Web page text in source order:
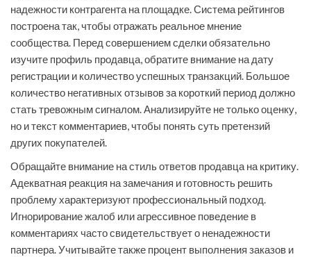
надежности контрагента на площадке. Система рейтингов
построена так, чтобы отражать реальное мнение
сообщества. Перед совершением сделки обязательно
изучите профиль продавца, обратите внимание на дату
регистрации и количество успешных транзакций. Большое
количество негативных отзывов за короткий период должно
стать тревожным сигналом. Анализируйте не только оценку,
но и текст комментариев, чтобы понять суть претензий
других покупателей.
Обращайте внимание на стиль ответов продавца на критику.
Адекватная реакция на замечания и готовность решить
проблему характеризуют профессиональный подход.
Игнорирование жалоб или агрессивное поведение в
комментариях часто свидетельствует о ненадежности
партнера. Учитывайте также процент выполнения заказов и